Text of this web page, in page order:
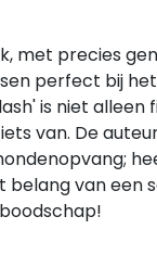
met precies
perfect bij
is niet alleen
van. De
van een